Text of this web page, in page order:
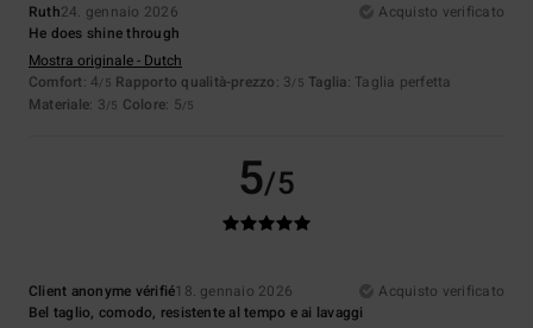
Ruth24. gennaio 2026
Acquisto verificato
He does shine through
Mostra originale - Dutch
Comfort: 4/5 Rapporto qualità-prezzo: 3/5 Taglia: Taglia perfetta
Materiale: 3/5 Colore: 5/5
5/5
Client anonyme vérifié18. gennaio 2026
Acquisto verificato
Bel taglio, comodo, resistente al tempo e ai lavaggi